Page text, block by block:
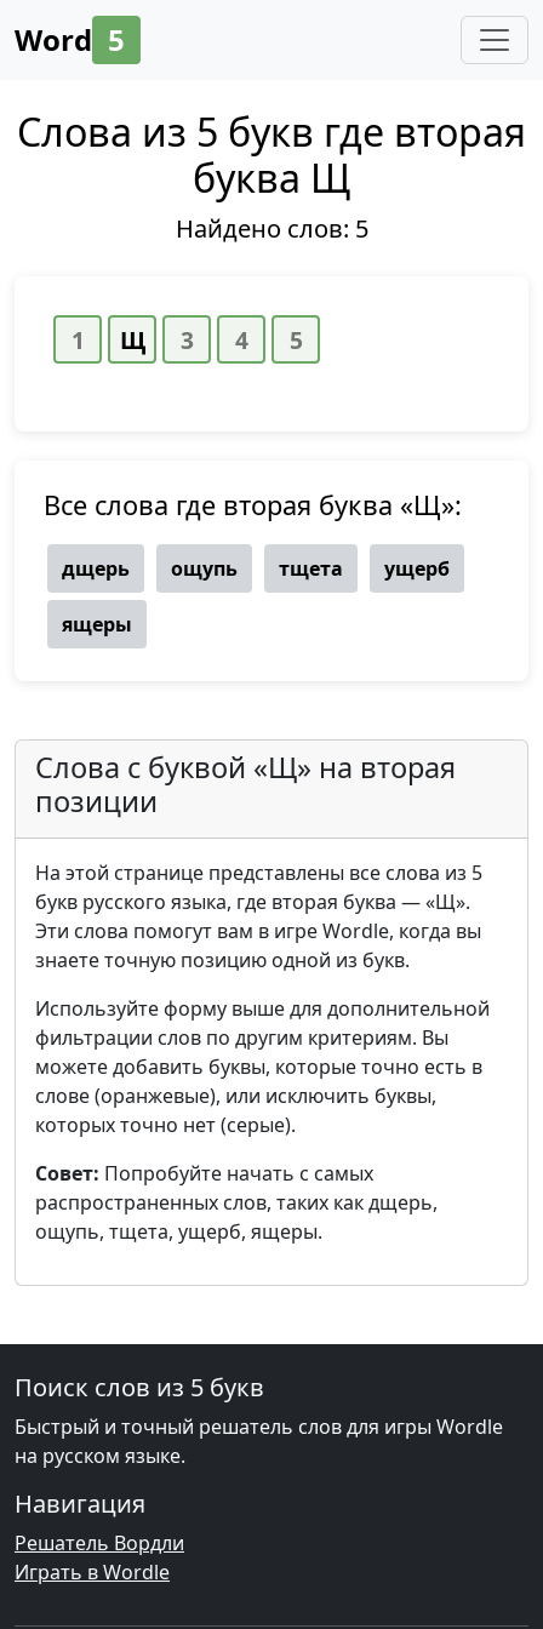
Word 5
Слова из 5 букв где вторая
буква Щ
Найдено слов: 5
Все слова где вторая буква «Щ»:
дщерь ощупь тщета ущерб
ящеры
Слова с буквой «Щ» на вторая
позиции
На этой странице представлены все слова из 5
букв русского языка, где вторая буква — «Щ».
Эти слова помогут вам в игре Wordle, когда вы
знаете точную позицию одной из букв.
Используйте форму выше для дополнительной
фильтрации слов по другим критериям. Вы
можете добавить буквы, которые точно есть в
слове (оранжевые), или исключить буквы,
которых точно нет (серые).
Совет: Попробуйте начать с самых
распространенных слов, таких как дщерь,
ощупь, тщета, ущерб, ящеры.
Поиск слов из 5 букв
Быстрый и точный решатель слов для игры Wordle
на русском языке.
Навигация
Решатель Вордли
Играть в Wordle